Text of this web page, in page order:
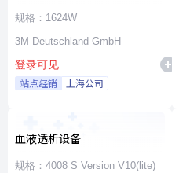
规格：1624W
3M Deutschland GmbH
登录可见
站点经销 上海公司
血液透析设备
规格：4008 S Version V10(lite)